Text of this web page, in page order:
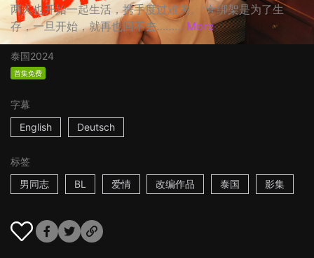
两人也开始一起生活，携手度过难关。 ☆绑架是为了生
存，一旦开始，就再也回不去……... More
泰国2024
首集免费
字幕
English
Deutsch
标签
男同志
BL 爱情 改编作品 泰国 影集